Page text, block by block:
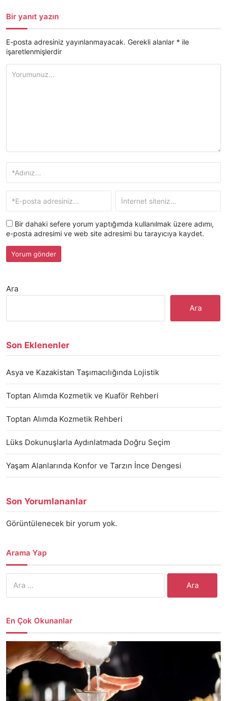
Bir yanıt yazın
E-posta adresiniz yayınlanmayacak. Gerekli alanlar * ile
işaretlenmişlerdir
Bir dahaki sefere yorum yaptığımda kullanılmak üzere adımı,
e-posta adresimi ve web site adresimi bu tarayıcıya kaydet.
Ara
Ara
Son Eklenenler
Asya ve Kazakistan Taşımacılığında Lojistik
Toptan Alımda Kozmetik ve Kuaför Rehberi
Toptan Alımda Kozmetik Rehberi
Lüks Dokunuşlarla Aydınlatmada Doğru Seçim
Yaşam Alanlarında Konfor ve Tarzın İnce Dengesi
Son Yorumlananlar
Görüntülenecek bir yorum yok.
Arama Yap
En Çok Okunanlar